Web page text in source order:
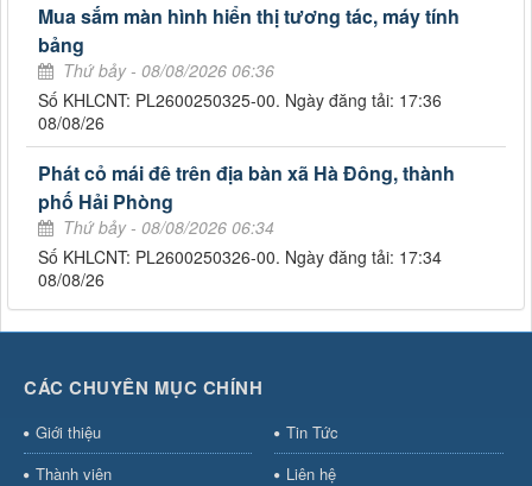
Mua sắm màn hình hiển thị tương tác, máy tính
bảng
Thứ bảy - 08/08/2026 06:36
Số KHLCNT: PL2600250325-00. Ngày đăng tải: 17:36
08/08/26
Phát cỏ mái đê trên địa bàn xã Hà Đông, thành
phố Hải Phòng
Thứ bảy - 08/08/2026 06:34
Số KHLCNT: PL2600250326-00. Ngày đăng tải: 17:34
08/08/26
CÁC CHUYÊN MỤC CHÍNH
Giới thiệu
Tin Tức
Thành viên
Liên hệ